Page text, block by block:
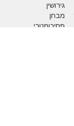
גירושין
מבחן
פסיכומטרי